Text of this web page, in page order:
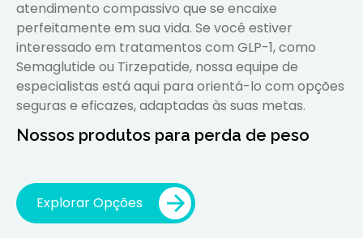
atendimento compassivo que se encaixe
perfeitamente em sua vida. Se você estiver
interessado em tratamentos com GLP-1, como
Semaglutide ou Tirzepatide, nossa equipe de
especialistas está aqui para orientá-lo com opções
seguras e eficazes, adaptadas às suas metas.
Nossos produtos para perda de peso
Explorar Opções